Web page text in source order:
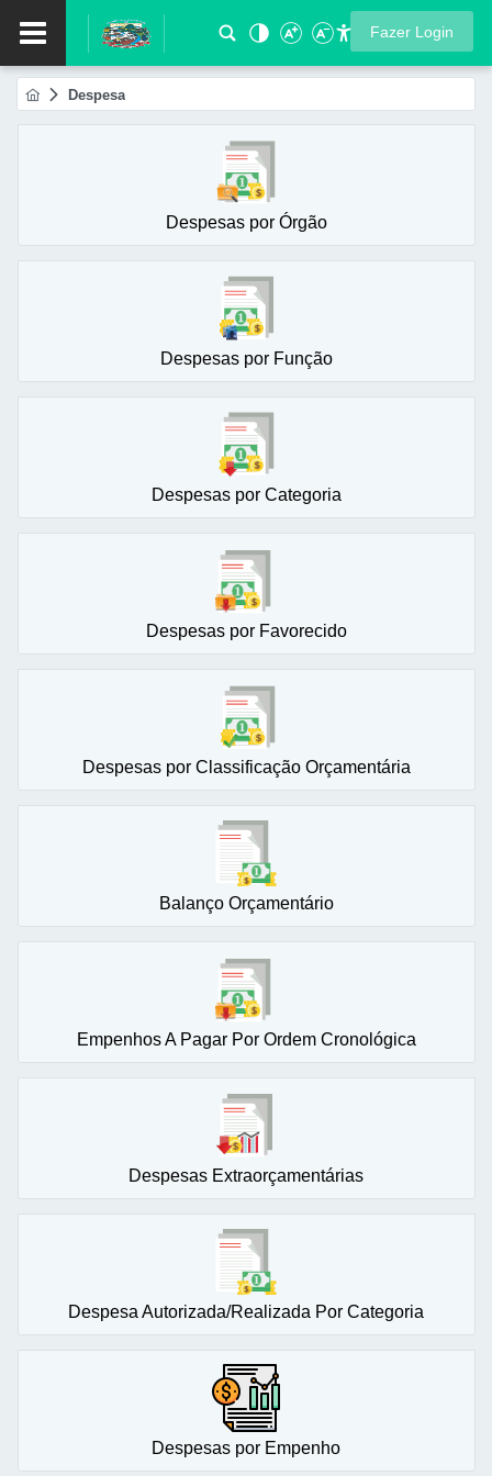
Fazer Login
Despesa
Despesas por Órgão
Despesas por Função
Despesas por Categoria
Despesas por Favorecido
Despesas por Classificação Orçamentária
Balanço Orçamentário
Empenhos A Pagar Por Ordem Cronológica
Despesas Extraorçamentárias
Despesa Autorizada/Realizada Por Categoria
Despesas por Empenho